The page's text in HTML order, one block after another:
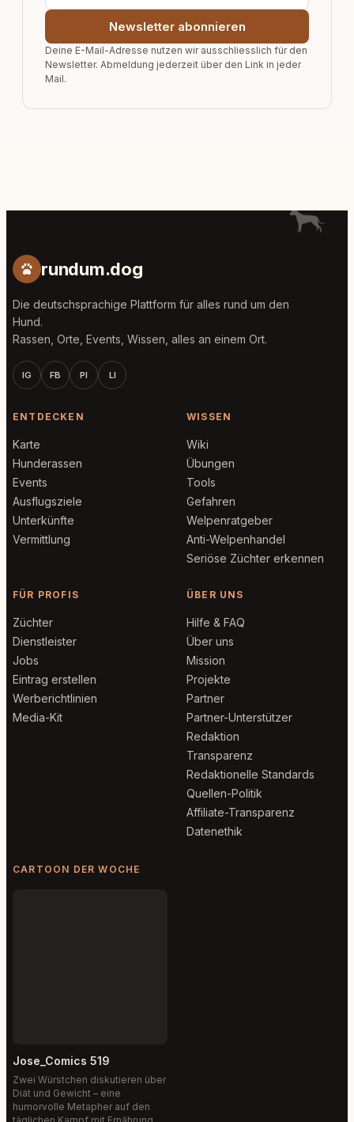
Newsletter abonnieren
Deine E-Mail-Adresse nutzen wir ausschliesslich für den
Newsletter. Abmeldung jederzeit über den Link in jeder
Mail.
rundum.dog
Die deutschsprachige Plattform für alles rund um den
Hund.
Rassen, Orte, Events, Wissen, alles an einem Ort.
IG FB PI LI
ENTDECKEN
Karte
Hunderassen
Events
Ausflugsziele
Unterkünfte
Vermittlung
WISSEN
Wiki
Übungen
Tools
Gefahren
Welpenratgeber
Anti-Welpenhandel
Seriöse Züchter erkennen
FÜR PROFIS
Züchter
Dienstleister
Jobs
Eintrag erstellen
Werberichtlinien
Media-Kit
ÜBER UNS
Hilfe & FAQ
Über uns
Mission
Projekte
Partner
Partner-Unterstützer
Redaktion
Transparenz
Redaktionelle Standards
Quellen-Politik
Affiliate-Transparenz
Datenethik
CARTOON DER WOCHE
Jose_Comics 519
Zwei Würstchen diskutieren über
Diät und Gewicht – eine
humorvolle Metapher auf den